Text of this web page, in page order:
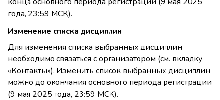
года, 23:59 МСК).
Изменение списка дисциплин
Для изменения списка выбранных дисциплин
необходимо связаться с организатором (см. вкладку
«Контакты»). Изменить список выбранных дисциплин
можно до окончания основного периода регистрации
(9 мая 2025 года, 23:59 МСК).